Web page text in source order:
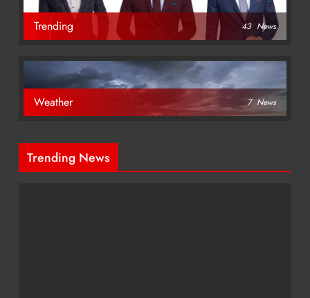
Trending 43 News
Weather 7 News
Trending News